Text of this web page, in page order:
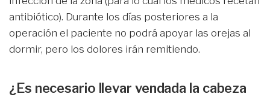
antibiótico). Durante los días posteriores a la
operación el paciente no podrá apoyar las orejas al
dormir, pero los dolores irán remitiendo.
¿Es necesario llevar vendada la cabeza